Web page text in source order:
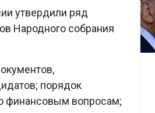
утвердили ряд
Народного собрания
порядок
финансовым вопросам;